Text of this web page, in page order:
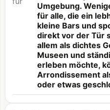
Umgebung.
für alle, die ein
kleine Bars und
direkt vor der Tür
allem als dichtes
Museen und
erleben möchte,
Arrondissement
oder etwas